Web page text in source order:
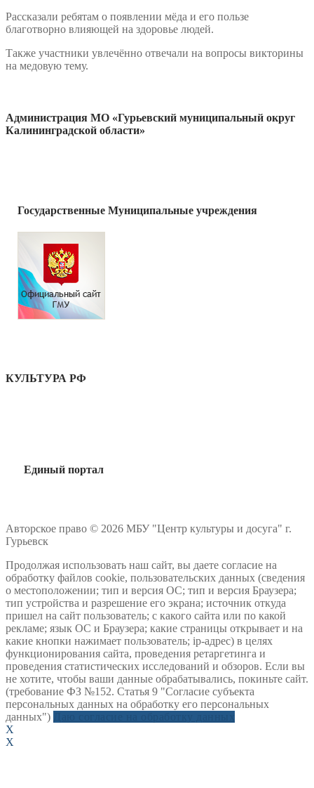
Рассказали ребятам о появлении мёда и его пользе
благотворно влияющей на здоровье людей.
Также участники увлечённо отвечали на вопросы викторины
на медовую тему.
Администрация МО «Гурьевский муниципальный округ
Калининградской области»
Государственные Муниципальные учреждения
КУЛЬТУРА РФ
Единый портал
Авторское право © 2026 МБУ "Центр культуры и досуга" г.
Гурьевск
Продолжая использовать наш сайт, вы даете согласие на
обработку файлов cookie, пользовательских данных (сведения
о местоположении; тип и версия ОС; тип и версия Браузера;
тип устройства и разрешение его экрана; источник откуда
пришел на сайт пользователь; с какого сайта или по какой
рекламе; язык ОС и Браузера; какие страницы открывает и на
какие кнопки нажимает пользователь; ip-адрес) в целях
функционирования сайта, проведения ретаргетинга и
проведения статистических исследований и обзоров. Если вы
не хотите, чтобы ваши данные обрабатывались, покиньте сайт.
(требование ФЗ №152. Статья 9 "Согласие субъекта
персональных данных на обработку его персональных
данных")
X
X